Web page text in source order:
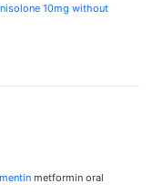
10mg without
metformin oral